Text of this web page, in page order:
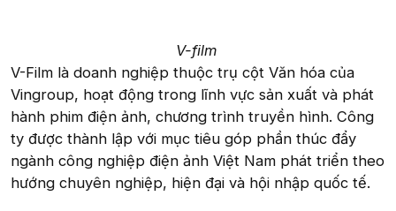
V-film
V-Film là doanh nghiệp thuộc trụ cột Văn hóa của
Vingroup, hoạt động trong lĩnh vực sản xuất và phát
hành phim điện ảnh, chương trình truyền hình. Công
ty được thành lập với mục tiêu góp phần thúc đẩy
ngành công nghiệp điện ảnh Việt Nam phát triển theo
hướng chuyên nghiệp, hiện đại và hội nhập quốc tế.